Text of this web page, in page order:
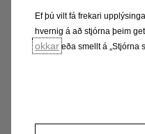
ríkulegum
staðalbúnaði sem
hentar vel í íslenskar
Ef þú vilt fá frekari
hvernig á að stjórna þeim
okkar eða smellt á „Stjórna